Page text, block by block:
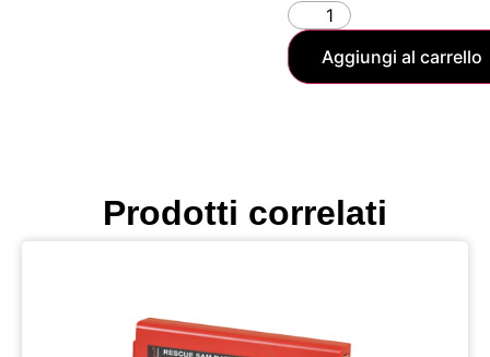
Aggiungi al carrello
Prodotti correlati